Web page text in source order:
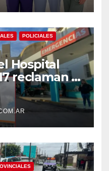
POLICIALES
Hospital
reclaman el
becarios y